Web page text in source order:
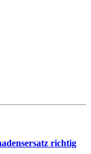
richtig